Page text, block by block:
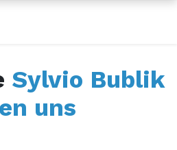
Sylvio Bublik
uns